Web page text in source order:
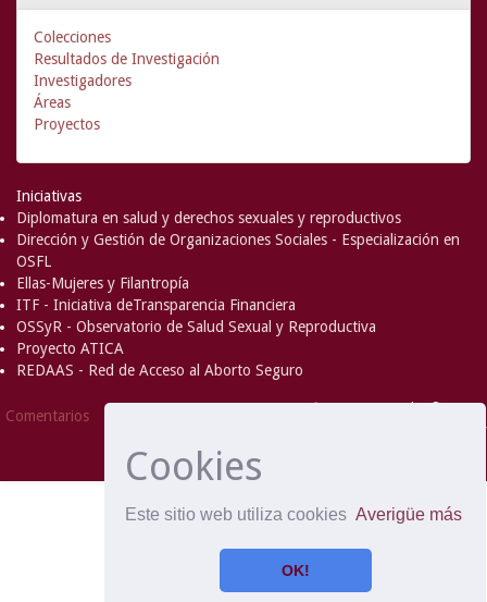
Cookies
Este sitio web utiliza cookies Averigüe más
OK!
Colecciones
Resultados de Investigación
Investigadores
Áreas
Proyectos
Iniciativas
Diplomatura en salud y derechos sexuales y reproductivos
Dirección y Gestión de Organizaciones Sociales - Especialización en
OSFL
Ellas-Mujeres y Filantropía
ITF - Iniciativa deTransparencia Financiera
OSSyR - Observatorio de Salud Sexual y Reproductiva
Proyecto ATICA
REDAAS - Red de Acceso al Aborto Seguro
Comentarios DSpace SoftwareCopyright © 2002-
- Extensión mantenida y
optimizado por